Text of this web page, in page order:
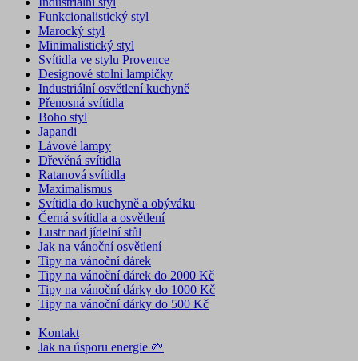
Funkcionalistický styl
Marocký styl
Minimalistický styl
Svítidla ve stylu Provence
Designové stolní lampičky
Industriální osvětlení kuchyně
Přenosná svítidla
Boho styl
Japandi
Lávové lampy
Dřevěná svítidla
Ratanová svítidla
Maximalismus
Svítidla do kuchyně a obýváku
Černá svítidla a osvětlení
Lustr nad jídelní stůl
Jak na vánoční osvětlení
Tipy na vánoční dárek
Tipy na vánoční dárek do 2000 Kč
Tipy na vánoční dárky do 1000 Kč
Tipy na vánoční dárky do 500 Kč
Kontakt
Jak na úsporu energie 🌱